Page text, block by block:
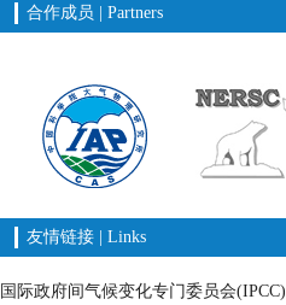
合作成员 | Partners
友情链接 | Links
国际政府间气候变化专门委员会(IPCC)